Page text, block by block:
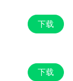
下载
下载